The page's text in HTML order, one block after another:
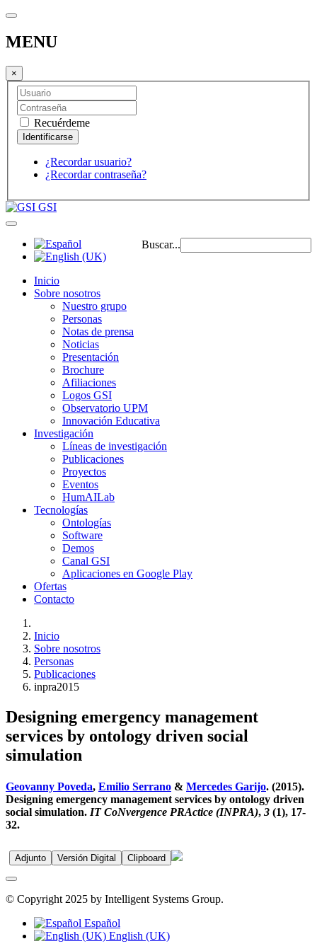
MENU
×
Recuérdeme
¿Recordar usuario?
¿Recordar contraseña?
GSI
Buscar...
Inicio
Sobre nosotros
Nuestro grupo
Personas
Notas de prensa
Noticias
Presentación
Brochure
Afiliaciones
Logos GSI
Observatorio UPM
Innovación Educativa
Investigación
Líneas de investigación
Publicaciones
Proyectos
Eventos
HumAILab
Tecnologías
Ontologías
Software
Demos
Canal GSI
Aplicaciones en Google Play
Ofertas
Contacto
Inicio
Sobre nosotros
Personas
Publicaciones
inpra2015
Designing emergency management
services by ontology driven social
simulation
Geovanny Poveda, Emilio Serrano & Mercedes Garijo. (2015).
Designing emergency management services by ontology driven
social simulation. IT CoNvergence PRActice (INPRA), 3 (1), 17-
32.
Adjunto Versión Digital Clipboard
© Copyright 2025 by Intelligent Systems Group.
Español
English (UK)